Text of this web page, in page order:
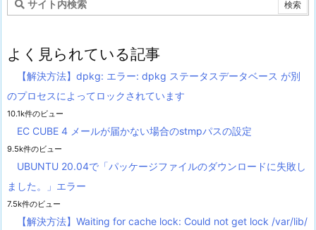
よく見られている記事
【解決方法】dpkg: エラー: dpkg ステータスデータベース が別
のプロセスによってロックされています
10.1k件のビュー
EC CUBE 4 メールが届かない場合のstmpパスの設定
9.5k件のビュー
UBUNTU 20.04で「パッケージファイルのダウンロードに失敗し
ました。」エラー
7.5k件のビュー
【解決方法】Waiting for cache lock: Could not get lock /var/lib/